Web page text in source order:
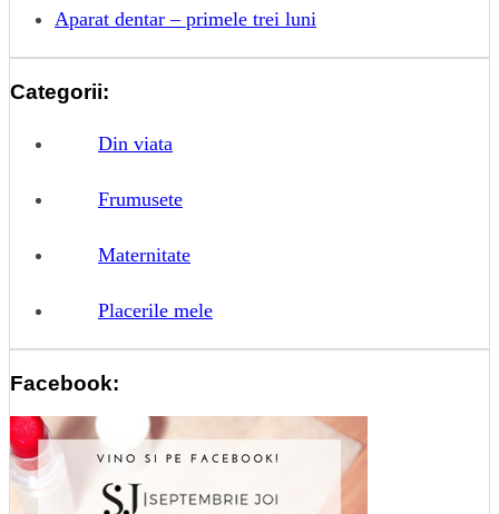
Aparat dentar – primele trei luni
Categorii:
Din viata
Frumusete
Maternitate
Placerile mele
Facebook: